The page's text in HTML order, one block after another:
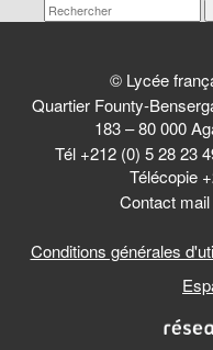
© Lycée
Quartier Founty-
183 – 80 000
Tél +212 (0) 5 28 23
Télécopie
Contact mail
Conditions générales